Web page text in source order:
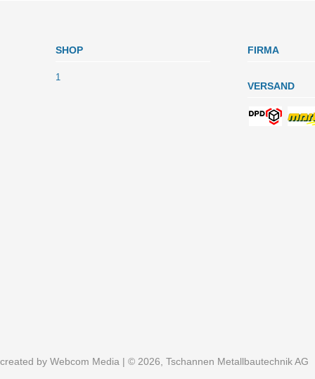
SHOP
1
FIRMA
VERSAND
created by Webcom Media | © 2026, Tschannen Metallbautechnik AG